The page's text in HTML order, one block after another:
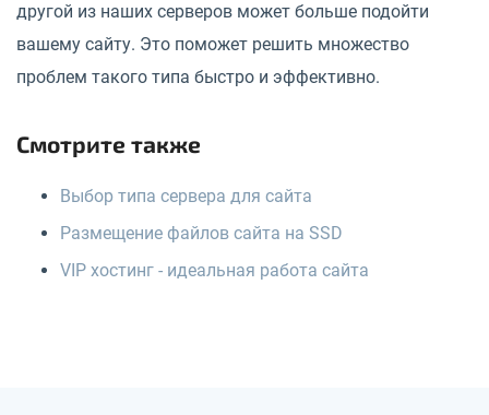
другой из наших серверов может больше подойти
вашему сайту. Это поможет решить множество
проблем такого типа быстро и эффективно.
Смотрите также
Выбор типа сервера для сайта
Размещение файлов сайта на SSD
VIP хостинг - идеальная работа сайта